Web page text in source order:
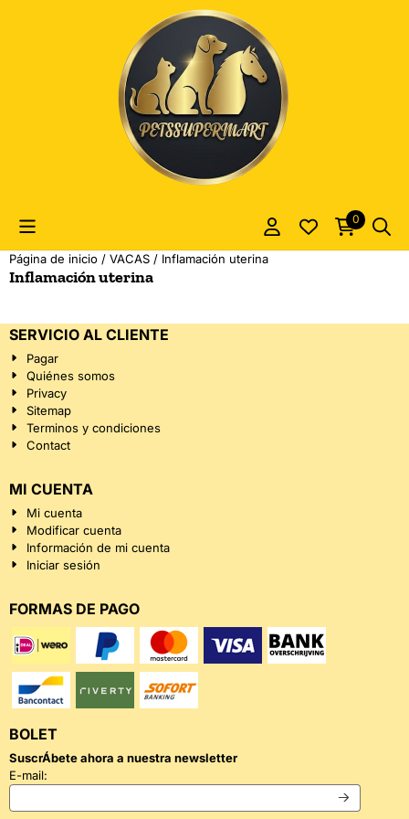
Las preferencias de cookies están actualmente cerradas.
0
Página de inicio / VACAS / Inflamación uterina
Inflamación uterina
SERVICIO AL CLIENTE
Pagar
Quiénes somos
Privacy
Sitemap
Terminos y condiciones
Contact
MI CUENTA
Mi cuenta
Modificar cuenta
Información de mi cuenta
Iniciar sesión
FORMAS DE PAGO
BOLET
SuscrÁ­bete ahora a nuestra newsletter
E-mail: